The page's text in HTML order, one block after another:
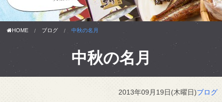
HOME ブログ 中秋の名月
中秋の名月
2013年09月19日(木曜日)ブログ